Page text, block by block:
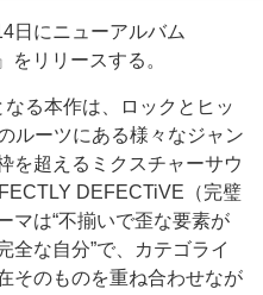
日にニューアルバム
をリリースする。
る本作は、ロックとヒッ
ルーツにある様々なジャン
を超えるミクスチャーサウ
DEFECTiVE（完璧
マは“不揃いで歪な要素が
全な自分”で、カテゴライ
そのものを重ね合わせなが